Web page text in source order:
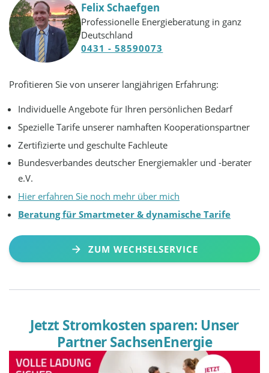
Felix Schaefgen
Professionelle Energieberatung in ganz
Deutschland
0431 - 58590073
Profitieren Sie von unserer langjährigen Erfahrung:
Individuelle Angebote für Ihren persönlichen Bedarf
Spezielle Tarife unserer namhaften Kooperationspartner
Zertifizierte und geschulte Fachleute
Bundesverbandes deutscher Energiemakler und -berater
e.V.
Hier erfahren Sie noch mehr über mich
Beratung für Smartmeter & dynamische Tarife
ZUM WECHSELSERVICE
Jetzt Stromkosten sparen: Unser
Partner SachsenEnergie